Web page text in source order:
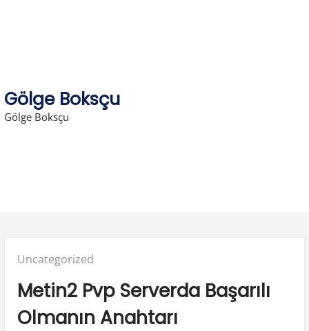
Gölge Boksçu
Gölge Boksçu
Posted
Uncategorized
Metin2 Pvp Serverda Başarılı
Olmanın Anahtarı